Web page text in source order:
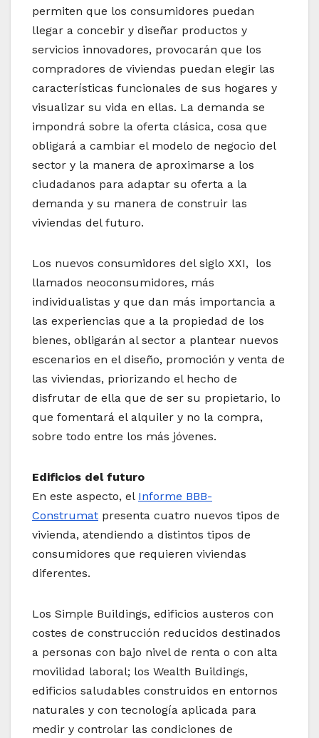
permiten que los consumidores puedan
llegar a concebir y diseñar productos y
servicios innovadores, provocarán que los
compradores de viviendas puedan elegir las
características funcionales de sus hogares y
visualizar su vida en ellas. La demanda se
impondrá sobre la oferta clásica, cosa que
obligará a cambiar el modelo de negocio del
sector y la manera de aproximarse a los
ciudadanos para adaptar su oferta a la
demanda y su manera de construir las
viviendas del futuro.
Los nuevos consumidores del siglo XXI, los
llamados neoconsumidores, más
individualistas y que dan más importancia a
las experiencias que a la propiedad de los
bienes, obligarán al sector a plantear nuevos
escenarios en el diseño, promoción y venta de
las viviendas, priorizando el hecho de
disfrutar de ella que de ser su propietario, lo
que fomentará el alquiler y no la compra,
sobre todo entre los más jóvenes.
Edificios del futuro
En este aspecto, el Informe BBB-
Construmat presenta cuatro nuevos tipos de
vivienda, atendiendo a distintos tipos de
consumidores que requieren viviendas
diferentes.
Los Simple Buildings, edificios austeros con
costes de construcción reducidos destinados
a personas con bajo nivel de renta o con alta
movilidad laboral; los Wealth Buildings,
edificios saludables construidos en entornos
naturales y con tecnología aplicada para
medir y controlar las condiciones de